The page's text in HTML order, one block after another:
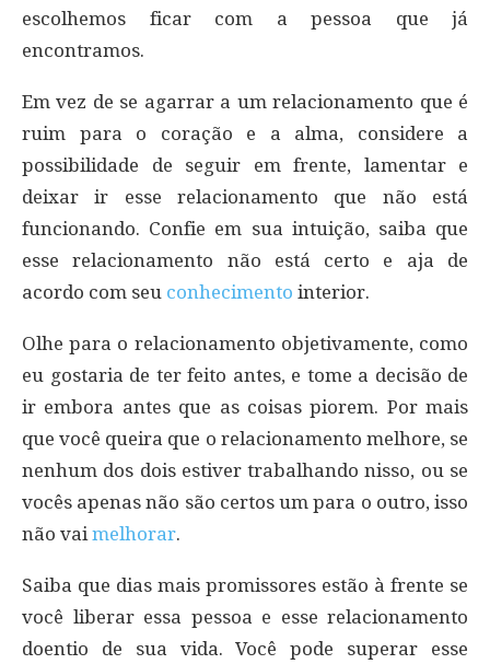
escolhemos ficar com a pessoa que já
encontramos.
Em vez de se agarrar a um relacionamento que é
ruim para o coração e a alma, considere a
possibilidade de seguir em frente, lamentar e
deixar ir esse relacionamento que não está
funcionando. Confie em sua intuição, saiba que
esse relacionamento não está certo e aja de
acordo com seu conhecimento interior.
Olhe para o relacionamento objetivamente, como
eu gostaria de ter feito antes, e tome a decisão de
ir embora antes que as coisas piorem. Por mais
que você queira que o relacionamento melhore, se
nenhum dos dois estiver trabalhando nisso, ou se
vocês apenas não são certos um para o outro, isso
não vai melhorar.
Saiba que dias mais promissores estão à frente se
você liberar essa pessoa e esse relacionamento
doentio de sua vida. Você pode superar esse